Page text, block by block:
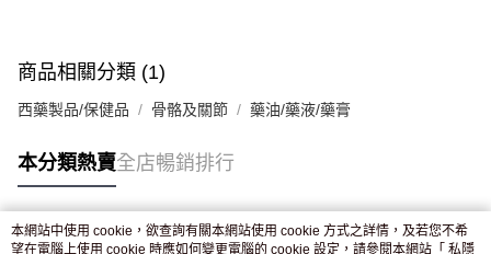
付款後門市自取，訂單確認後2-4個工作天到店，7天內取。逾期後
商品相關分類 (1)
西藥製品/保健品 骨骼及關節 藥油/藥液/藥膏
本分類熱賣全店暢銷排行
熱門標籤
本網站中使用 cookie，欲查詢有關本網站使用 cookie 方式之詳情，及若您不希
望在電腦上使用 cookie 時應如何變更電腦的 cookie 設定，請參閱本網站「 私隱